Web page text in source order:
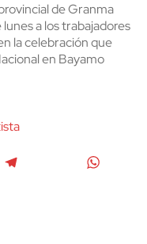
de Granma
a los trabajadores
la celebración que
en Bayamo